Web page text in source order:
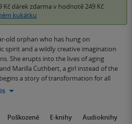
Kč dárek zdarma v hodnotě 249 Kč
kukátku
old orphan who has hung on
spirit and a wildly creative imagination
She erupts into the lives of aging
Marilla Cuthbert, a girl instead of the
a story of transformation for all
Poškozené E-knihy Audioknihy